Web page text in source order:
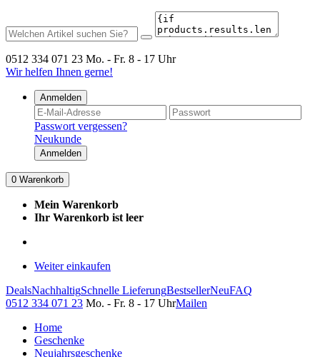
0512 334 071 23 Mo. - Fr. 8 - 17 Uhr
Wir helfen Ihnen gerne!
Anmelden
Passwort vergessen?
Neukunde
Anmelden
0 Warenkorb
Mein Warenkorb
Ihr Warenkorb ist leer
Weiter einkaufen
DealsNachhaltigSchnelle LieferungBestsellerNeuFAQ
0512 334 071 23 Mo. - Fr. 8 - 17 UhrMailen
Home
Geschenke
Neujahrsgeschenke